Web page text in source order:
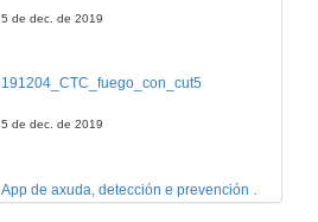
5 de dec. de 2019
191204_CTC_fuego_con_cut5
5 de dec. de 2019